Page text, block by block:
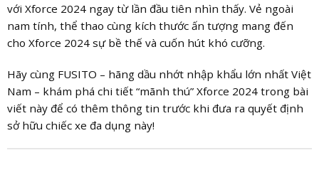
với Xforce 2024 ngay từ lần đầu tiên nhìn thấy. Vẻ ngoài
nam tính, thể thao cùng kích thước ấn tượng mang đến
cho Xforce 2024 sự bề thế và cuốn hút khó cưỡng.
Hãy cùng FUSITO – hãng dầu nhớt nhập khẩu lớn nhất Việt
Nam – khám phá chi tiết “mãnh thú” Xforce 2024 trong bài
viết này để có thêm thông tin trước khi đưa ra quyết định
sở hữu chiếc xe đa dụng này!